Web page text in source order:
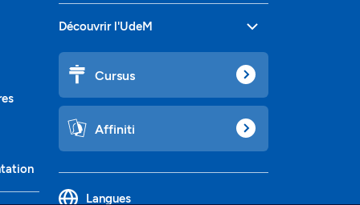
Découvrir l'UdeM
Cursus
Affiniti
Langues